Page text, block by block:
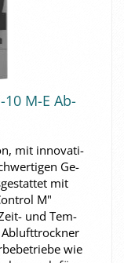
​10 M-E Ab­
mit in­no­va­ti­
Ge­
mit
M"
und Tem­
wie